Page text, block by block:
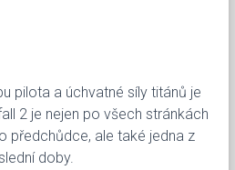
pilota a úchvatné síly titánů je
2 je nejen po všech stránkách
předchůdce, ale také jedna z
doby.